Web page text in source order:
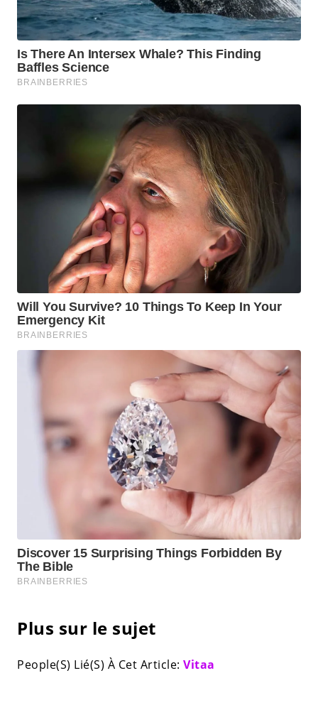
Plus sur le sujet
People(S) Lié(S) À Cet Article: Vitaa